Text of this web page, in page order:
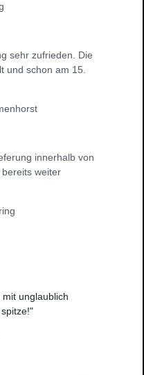
sehr zufrieden. Die
und schon am 15.
innerhalb von
weiter
unglaublich